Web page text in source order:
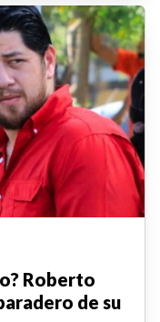
Roberto
de su